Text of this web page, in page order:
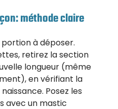
méthode claire
à déposer.
retirez la section
longueur (même
en vérifiant la
Posez les
avec un mastic